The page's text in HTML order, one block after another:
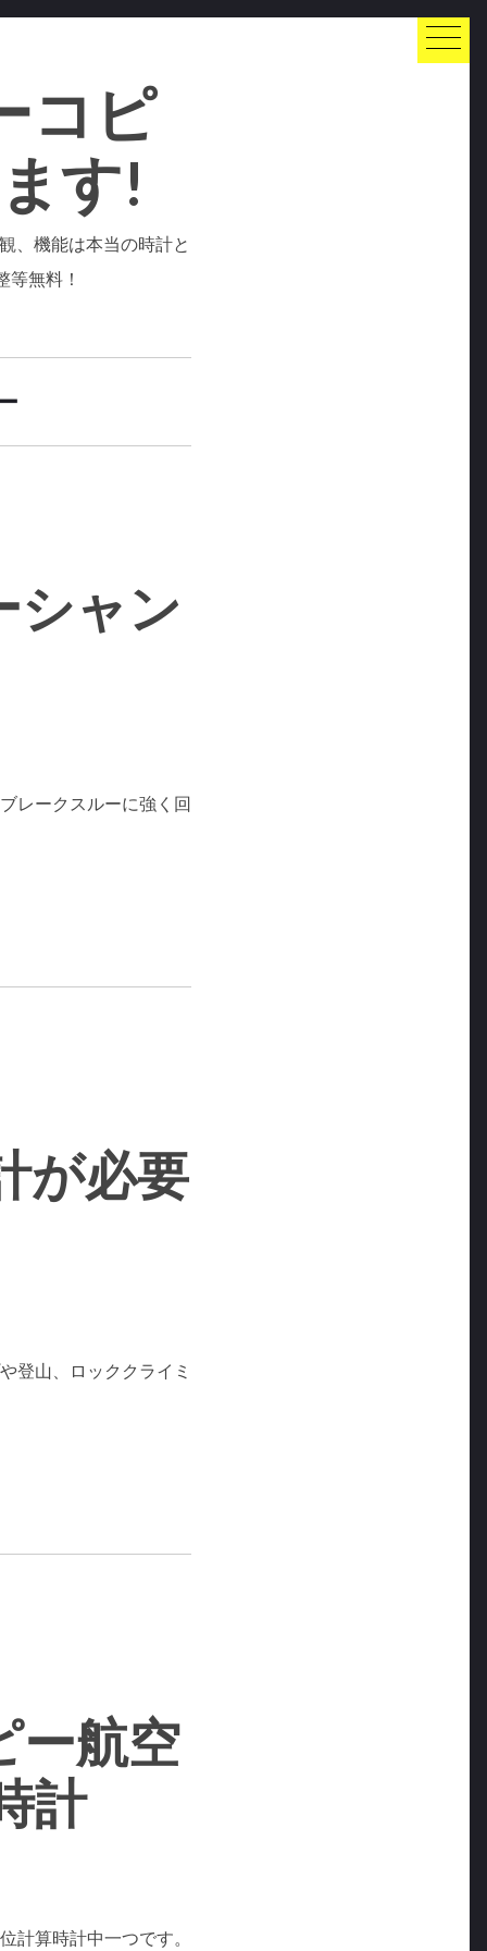
コピ
す!
、機能は本当の時計と
無料！
シャン
レークスルーに強く回
が必要
登山、ロッククライミ
ー航空
計
計算時計中一つです。